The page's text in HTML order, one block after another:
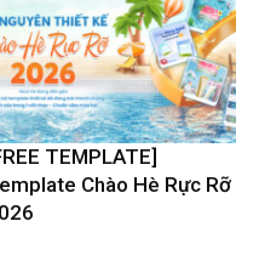
TEMPLATE]
Chào Hè Rực Rỡ